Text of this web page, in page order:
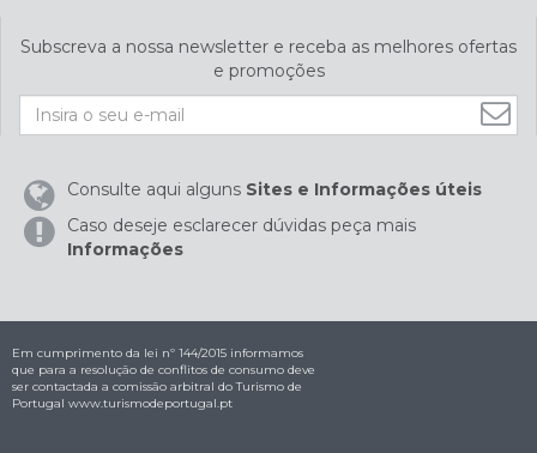
Subscreva a nossa newsletter e receba as melhores ofertas
e promoções
Consulte aqui alguns Sites e Informações úteis
Caso deseje esclarecer dúvidas peça mais
Informações
Em cumprimento da lei nº 144/2015 informamos
que para a resolução de conflitos de consumo deve
ser contactada a comissão arbitral do Turismo de
Portugal www.turismodeportugal.pt